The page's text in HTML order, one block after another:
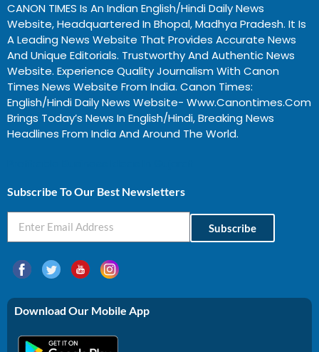
CANON TIMES Is An Indian English/Hindi Daily News
Website, Headquartered In Bhopal, Madhya Pradesh. It Is
A Leading News Website That Provides Accurate News
And Unique Editorials. Trustworthy And Authentic News
Website. Experience Quality Journalism With Canon
Times News Website From India. Canon Times:
English/Hindi Daily News Website- Www.canontimes.com
Brings Today’s News In English/Hindi, Breaking News
Headlines From India And Around The World.
Subscribe To Our Best Newsletters
Subscribe
Download Our Mobile App